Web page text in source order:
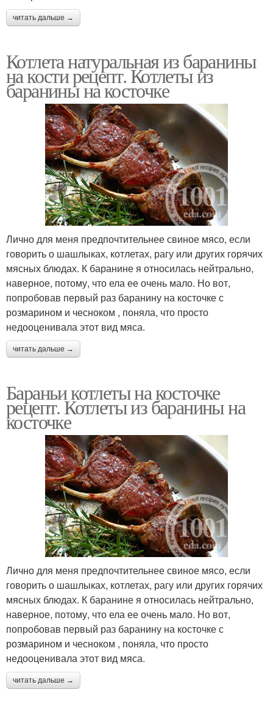
читать дальше →
Котлета натуральная из баранины
на кости рецепт. Котлеты из
баранины на косточке
Лично для меня предпочтительнее свиное мясо, если
говорить о шашлыках, котлетах, рагу или других горячих
мясных блюдах. К баранине я относилась нейтрально,
наверное, потому, что ела ее очень мало. Но вот,
попробовав первый раз баранину на косточке с
розмарином и чесноком , поняла, что просто
недооценивала этот вид мяса.
читать дальше →
Бараньи котлеты на косточке
рецепт. Котлеты из баранины на
косточке
Лично для меня предпочтительнее свиное мясо, если
говорить о шашлыках, котлетах, рагу или других горячих
мясных блюдах. К баранине я относилась нейтрально,
наверное, потому, что ела ее очень мало. Но вот,
попробовав первый раз баранину на косточке с
розмарином и чесноком , поняла, что просто
недооценивала этот вид мяса.
читать дальше →